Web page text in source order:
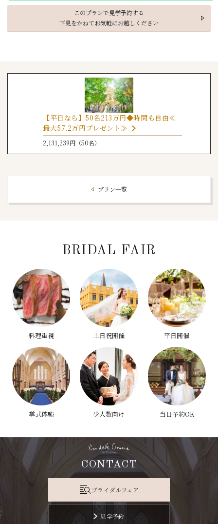
このプランで見学予約する
下見をかねてお気軽にお越しください
【平日なら】50名213万円◆時間も自由≪
最大57.2万円プレゼント≫
2,131,239円（50名）
プラン一覧
BRIDAL FAIR
料理重視 土日祝開催 平日開催
挙式体験 少人数向け 当日予約OK
CONTACT
ブライダルフェア
見学予約